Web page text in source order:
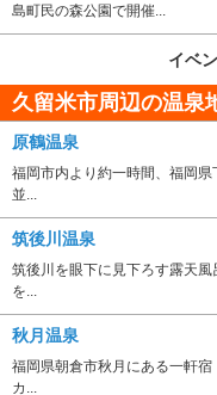
島町民の森公園で開催...
イベ
久留米市周辺の温泉
原鶴温泉
福岡市内より約一時間、福岡
並...
筑後川温泉
筑後川を眼下に見下ろす露天
を...
秋月温泉
福岡県朝倉市秋月にある一軒
カ...